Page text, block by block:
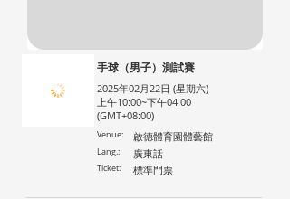
手球（男子）測試賽
2025年02月22日 (星期六)
上午10:00~下午04:00
(GMT+08:00)
Venue: 啟德體育園體藝館
Lang.: 廣東話
Ticket: 標準門票